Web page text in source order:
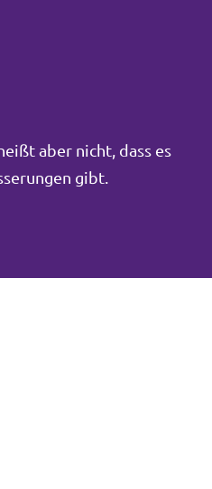
aber nicht, dass es
gibt.